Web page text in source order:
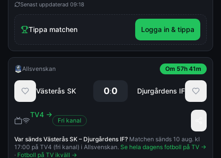
Senast uppdaterad 09:18
Tippa matchen Logga in & tippa
Allsvenskan Om 57h 41m
Västerås SK 0:0 Djurgårdens IF
TV4 →
Fri kanal
Var sänds Västerås SK – Djurgårdens IF? Matchen sänds 10 aug. kl
17:00 på TV4 (fri kanal) i Allsvenskan. Se hela dagens fotboll på TV →
· Fotboll på TV ikväll →